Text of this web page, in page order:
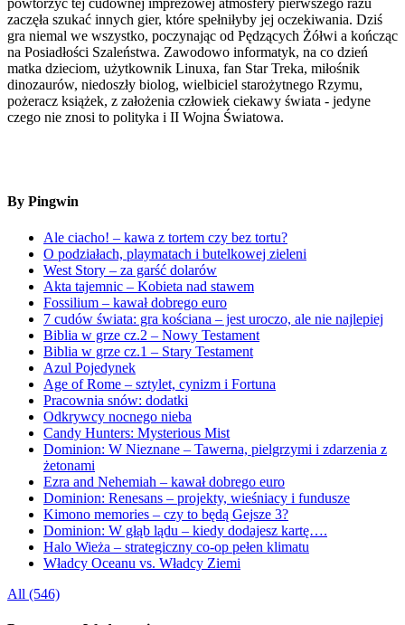
powtórzyć tej cudownej imprezowej atmosfery pierwszego razu
zaczęła szukać innych gier, które spełniłyby jej oczekiwania. Dziś
gra niemal we wszystko, poczynając od Pędzących Żółwi a kończąc
na Posiadłości Szaleństwa. Zawodowo informatyk, na co dzień
matka dzieciom, użytkownik Linuxa, fan Star Treka, miłośnik
dinozaurów, niedoszły biolog, wielbiciel starożytnego Rzymu,
pożeracz książek, z założenia człowiek ciekawy świata - jedyne
czego nie znosi to polityka i II Wojna Światowa.
By Pingwin
Ale ciacho! – kawa z tortem czy bez tortu?
O podziałach, playmatach i butelkowej zieleni
West Story – za garść dolarów
Akta tajemnic – Kobieta nad stawem
Fossilium – kawał dobrego euro
7 cudów świata: gra kościana – jest uroczo, ale nie najlepiej
Biblia w grze cz.2 – Nowy Testament
Biblia w grze cz.1 – Stary Testament
Azul Pojedynek
Age of Rome – sztylet, cynizm i Fortuna
Pracownia snów: dodatki
Odkrywcy nocnego nieba
Candy Hunters: Mysterious Mist
Dominion: W Nieznane – Tawerna, pielgrzymi i zdarzenia z
żetonami
Ezra and Nehemiah – kawał dobrego euro
Dominion: Renesans – projekty, wieśniacy i fundusze
Kimono memories – czy to będą Gejsze 3?
Dominion: W głąb lądu – kiedy dodajesz kartę….
Halo Wieża – strategiczny co-op pełen klimatu
Władcy Oceanu vs. Władcy Ziemi
All (546)